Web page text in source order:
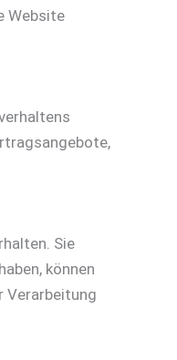
Website
Sie
können
Verarbeitung